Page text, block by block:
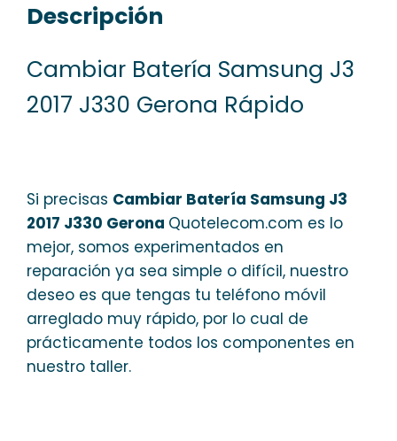
Descripción
Cambiar Batería Samsung J3
2017 J330 Gerona Rápido
Si precisas Cambiar Batería Samsung J3
2017 J330 Gerona Quotelecom.com es lo
mejor, somos experimentados en
reparación ya sea simple o difícil, nuestro
deseo es que tengas tu teléfono móvil
arreglado muy rápido, por lo cual de
prácticamente todos los componentes en
nuestro taller.